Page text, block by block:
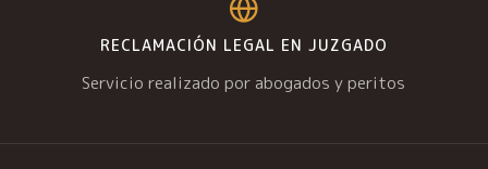
RECLAMACIÓN LEGAL EN JUZGADO
Servicio realizado por abogados y peritos